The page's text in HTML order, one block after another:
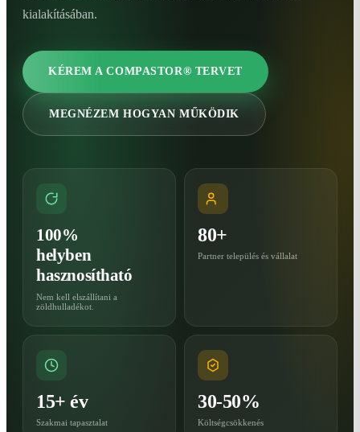
kialakításában.
KÉREM A COMPASTOR® TERVET
MEGNÉZEM HOGYAN MŰKÖDIK
100%
helyben
hasznosítható
Nem kell elszállítani a
zöldhulladékot.
80+
Partner település és vállalat
15+ év
Szakmai tapasztalat
30-50%
Költségcsökkenés